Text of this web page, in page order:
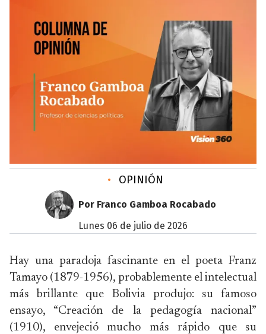
• OPINIÓN
Por Franco Gamboa Rocabado
lunes 06 de julio de 2026
Hay una paradoja fascinante en el poeta Franz
Tamayo (1879-1956), probablemente el intelectual
más brillante que Bolivia produjo: su famoso
ensayo, “Creación de la pedagogía nacional”
(1910), envejeció mucho más rápido que su